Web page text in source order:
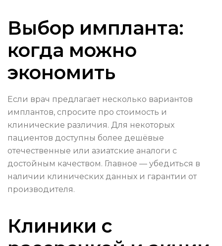
Выбор импланта:
когда можно
экономить
Если врач предлагает несколько вариантов
имплантов, спросите про стоимость и
клинические различия. Для некоторых
пациентов доступны более дешёвые
отечественные или азиатские аналоги с
достойным качеством. Главное — убедиться в
наличии клинических данных и гарантии от
производителя.
Клиники с